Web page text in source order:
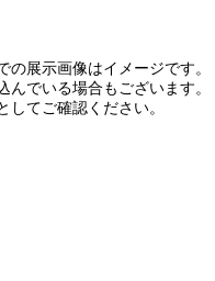
の展示画像はイメージです。
んでいる場合もございます。
してご確認ください。